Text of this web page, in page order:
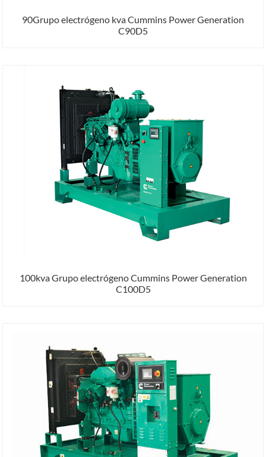
90Grupo electrógeno kva Cummins Power Generation
C90D5
100kva Grupo electrógeno Cummins Power Generation
C100D5